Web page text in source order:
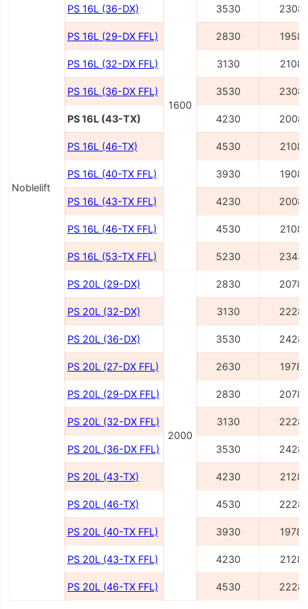
Noblelift
1600
PS 16L (36-DX) 3530 2308
PS 16L (29-DX FFL) 2830 1958
PS 16L (32-DX FFL) 3130 2108
PS 16L (36-DX FFL) 3530 2308
PS 16L (43-TX) 4230 2008
PS 16L (46-TX) 4530 2108
PS 16L (40-TX FFL) 3930 1908
PS 16L (43-TX FFL) 4230 2008
PS 16L (46-TX FFL) 4530 2108
PS 16L (53-TX FFL) 5230 2343
PS 20L (29-DX)
2000
2830 2078
PS 20L (32-DX) 3130 2228
PS 20L (36-DX) 3530 2428
PS 20L (27-DX FFL) 2630 1978
PS 20L (29-DX FFL) 2830 2078
PS 20L (32-DX FFL) 3130 2228
PS 20L (36-DX FFL) 3530 2428
PS 20L (43-TX) 4230 2128
PS 20L (46-TX) 4530 2228
PS 20L (40-TX FFL) 3930 1978
PS 20L (43-TX FFL) 4230 2128
PS 20L (46-TX FFL) 4530 2228